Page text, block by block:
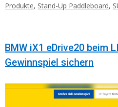
Produkte, Stand-Up Paddleboard,
BMW iX1 eDrive20 beim
Gewinnspiel sichern